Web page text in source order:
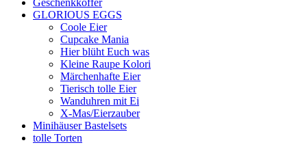
Geschenkkoffer
GLORIOUS EGGS
Coole Eier
Cupcake Mania
Hier blüht Euch was
Kleine Raupe Kolori
Märchenhafte Eier
Tierisch tolle Eier
Wanduhren mit Ei
X-Mas/Eierzauber
Minihäuser Bastelsets
tolle Torten